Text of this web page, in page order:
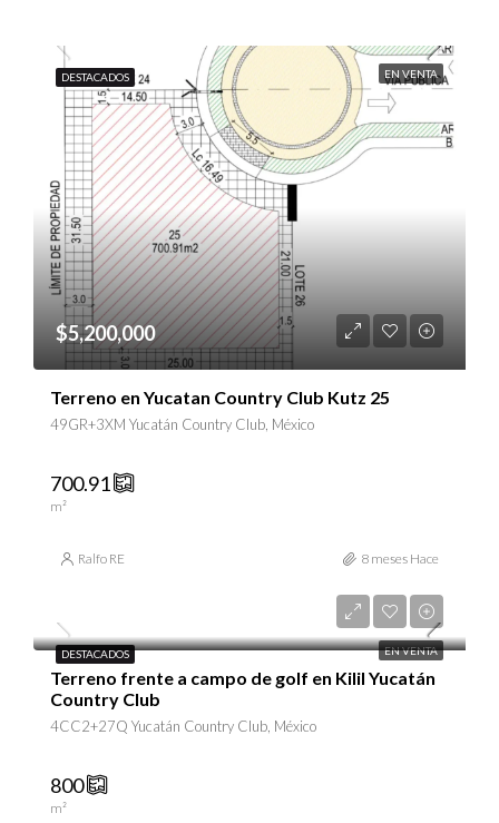
DESTACADOS EN VENTA
$5,200,000
Terreno en Yucatan Country Club Kutz 25
49GR+3XM Yucatán Country Club, México
700.91
m²
Ralfo RE 8 meses Hace
DESTACADOS EN VENTA
Terreno frente a campo de golf en Kilil Yucatán
Country Club
4CC2+27Q Yucatán Country Club, México
800
m²